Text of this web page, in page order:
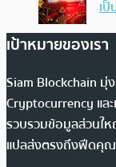
เ
เป้าหมายของเรา
Siam Blockchain มุ่
Cryptocurrency แล
รวบรวมข้อมูลส่วนให
แปลส่งตรงถึงฟีดคุณ